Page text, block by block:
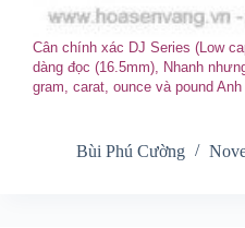
Cân chính xác DJ Series (Low
dàng đọc (16.5mm) , Nhanh
gram, carat, ounce và pound Anh
Bùi Phú Cường